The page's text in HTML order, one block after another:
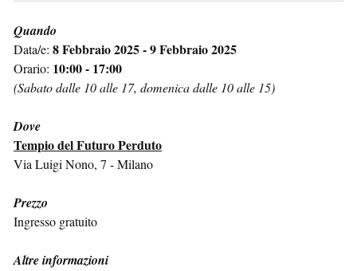
Quando
Data/e: 8 Febbraio 2025 - 9 Febbraio 2025
Orario: 10:00 - 17:00
(Sabato dalle 10 alle 17, domenica dalle 10 alle 15)
Dove
Tempio del Futuro Perduto
Via Luigi Nono, 7 - Milano
Prezzo
Ingresso gratuito
Altre informazioni